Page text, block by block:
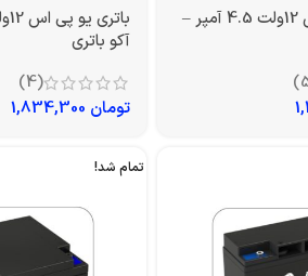
باتری یو پی اس 12ولت 4.5 آمپر –
آکو باتری
(4)
تومان
تمام شد!